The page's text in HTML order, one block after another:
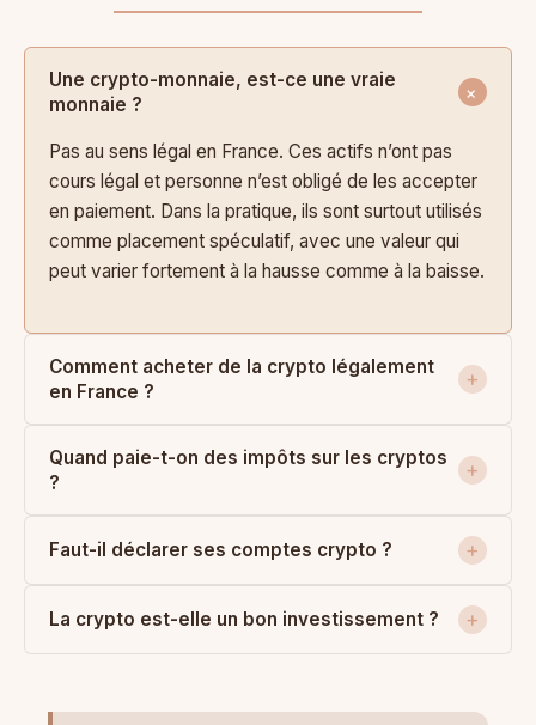
Une crypto-monnaie, est-ce une vraie
monnaie ?
Pas au sens légal en France. Ces actifs n’ont pas
cours légal et personne n’est obligé de les accepter
en paiement. Dans la pratique, ils sont surtout utilisés
comme placement spéculatif, avec une valeur qui
peut varier fortement à la hausse comme à la baisse.
Comment acheter de la crypto légalement
en France ?
Quand paie-t-on des impôts sur les cryptos
?
Faut-il déclarer ses comptes crypto ?
La crypto est-elle un bon investissement ?